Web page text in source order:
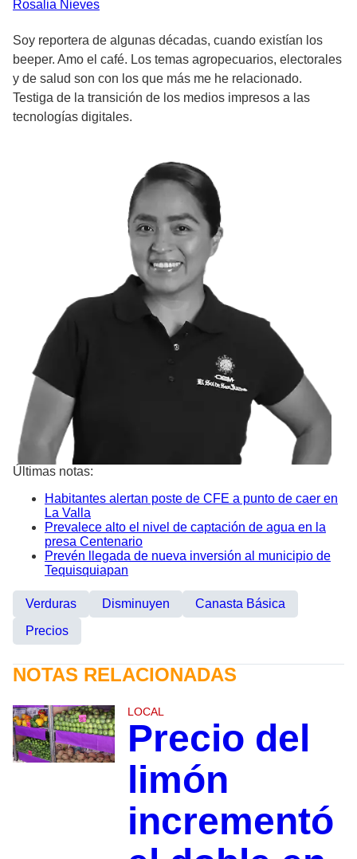
Rosalia Nieves
Soy reportera de algunas décadas, cuando existían los
beeper. Amo el café. Los temas agropecuarios, electorales
y de salud son con los que más me he relacionado.
Testiga de la transición de los medios impresos a las
tecnologías digitales.
Últimas notas:
Habitantes alertan poste de CFE a punto de caer en
La Valla
Prevalece alto el nivel de captación de agua en la
presa Centenario
Prevén llegada de nueva inversión al municipio de
Tequisquiapan
Verduras Disminuyen
Canasta Básica
Precios
NOTAS RELACIONADAS
LOCAL
Precio del
limón
incrementó